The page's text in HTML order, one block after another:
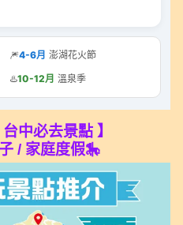
🎆4-6月 澎湖花火節
♨️10-12月 溫泉季
中必去景點 】
/ 家庭度假🎠